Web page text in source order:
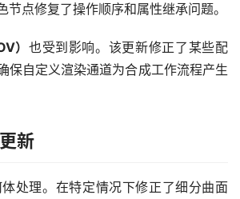
节点修复了操作顺序和属性继承问题。
） 也受到影响。该更新修正了某些配
保自定义渲染通道为合成工作流程产生
新
处理。在特定情况下修正了细分曲面